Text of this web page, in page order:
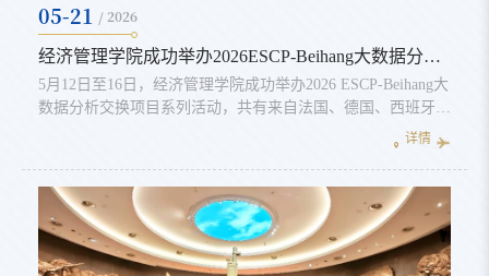
05-21 / 2026
经济管理学院成功举办2026ESCP-Beihang大数据分析硕士交换项目系列活动
5月12日至16日，经济管理学院成功举办2026 ESCP-Beihang大
数据分析交换项目系列活动，共有来自法国、德国、西班牙、
葡萄牙、意大利、比利时、希腊、美国、加拿大、芬兰等18个
国家的82名ESCP学生参加。5月12日上午9：00，项目启动仪
授、ESCP钟浩教授及ESCP学生出席。启动仪式由学院项目主
任刘冠男教授主持。郝金星副院长在致辞中首先代表学院对
ESCP师生一行的来访表示热烈欢...
详情